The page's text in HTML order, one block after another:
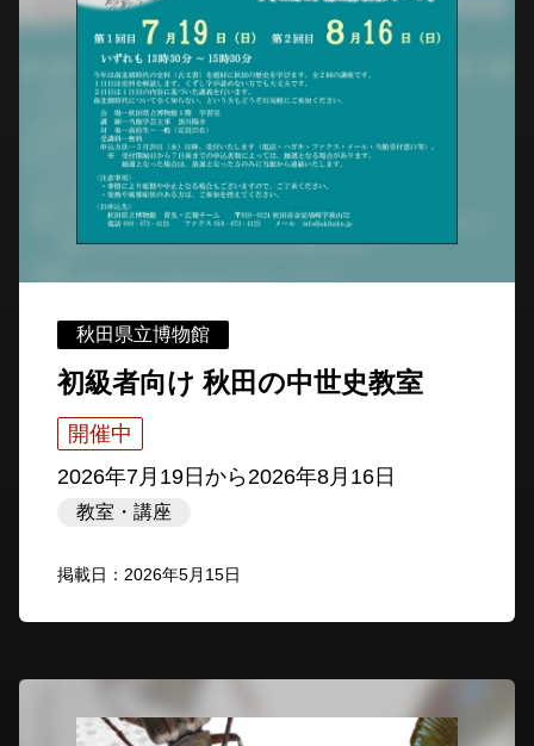
秋田県立博物館
初級者向け 秋田の中世史教室
開催中
2026年7月19日から2026年8月16日
教室・講座
掲載日：2026年5月15日